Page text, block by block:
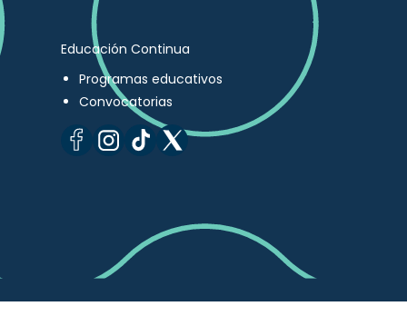
Educación Continua
Programas educativos
Convocatorias